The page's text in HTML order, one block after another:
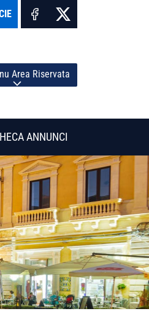
Area Riservata
ANNUNCI